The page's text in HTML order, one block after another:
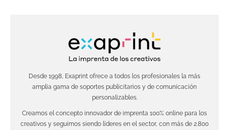
Desde 1998, Exaprint ofrece a todos los profesionales la más
amplia gama de soportes publicitarios y de comunicación
personalizables.
Creamos el concepto innovador de imprenta 100% online para los
creativos y seguimos siendo líderes en el sector, con más de 2.800